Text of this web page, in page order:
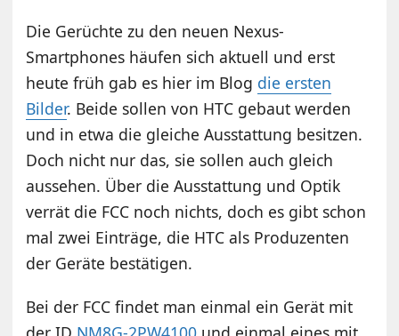
Die Gerüchte zu den neuen Nexus-
Smartphones häufen sich aktuell und erst
heute früh gab es hier im Blog die ersten
Bilder. Beide sollen von HTC gebaut werden
und in etwa die gleiche Ausstattung besitzen.
Doch nicht nur das, sie sollen auch gleich
aussehen. Über die Ausstattung und Optik
verrät die FCC noch nichts, doch es gibt schon
mal zwei Einträge, die HTC als Produzenten
der Geräte bestätigen.
Bei der FCC findet man einmal ein Gerät mit